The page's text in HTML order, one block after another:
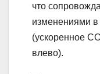
что
изменениями в
(ускоренное
влево).